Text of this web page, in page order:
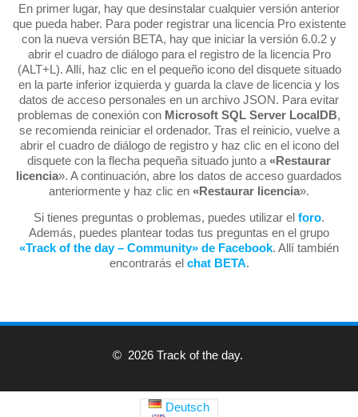
En primer lugar, hay que desinstalar cualquier versión anterior
que pueda haber. Para poder registrar una licencia Pro existente
con la nueva versión BETA, hay que iniciar la versión 6.0.2 y
abrir el cuadro de diálogo para el registro de la licencia Pro
(ALT+L). Allí, haz clic en el pequeño icono del disquete situado
en la parte inferior izquierda y guarda la clave de licencia y los
datos de acceso personales en un archivo JSON. Para evitar
problemas de conexión con Microsoft SQL Server LocalDB,
se recomienda reiniciar el ordenador. Tras el reinicio, vuelve a
abrir el cuadro de diálogo de registro y haz clic en el icono del
disquete con la flecha pequeña situado junto a «Restaurar
licencia». A continuación, abre los datos de acceso guardados
anteriormente y haz clic en «Restaurar licencia».
Si tienes preguntas o problemas, puedes utilizar el foro.
Además, puedes plantear todas tus preguntas en el grupo
«Track of the day – Community» de Facebook. Allí también
encontrarás el chat BETA.
© 2026 Track of the day.
Deutsch